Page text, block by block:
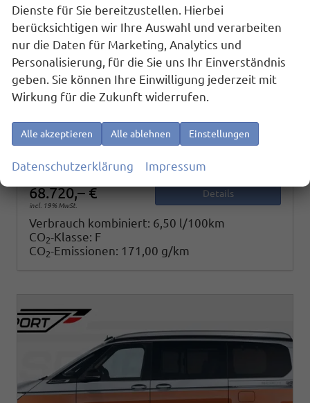
Volkswagen T7 California
Beach 2.0TDI DSG GV5 High+
sofort lieferbar Fahrzeug mit Tageszulassung
KraftstoffDiesel Außenfarbe
Leistung110 kW (150 PS) Kilometerstand10 km
01.09.2025
68.720,– €
incl. 19% MwSt.
Details
Verbrauch kombiniert: 6,50 l/100km
CO2-Klasse: F
CO2-Emissionen: 171,00 g/km
Dienste für Sie bereitzustellen. Hierbei
berücksichtigen wir Ihre Auswahl und verarbeiten
nur die Daten für Marketing, Analytics und
Personalisierung, für die Sie uns Ihr Einverständnis
geben. Sie können Ihre Einwilligung jederzeit mit
Wirkung für die Zukunft widerrufen.
Alle akzeptieren Alle ablehnen Einstellungen
Datenschutzerklärung Impressum